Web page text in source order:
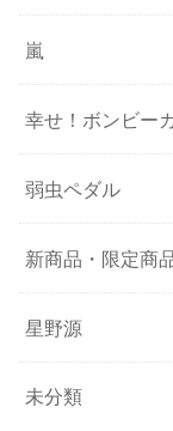
嵐
幸せ！ボンビー
弱虫ペダル
新商品・限定商
星野源
未分類